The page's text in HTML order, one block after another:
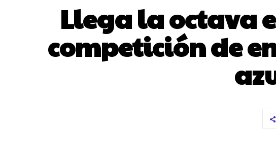
Llega la octava
competición de